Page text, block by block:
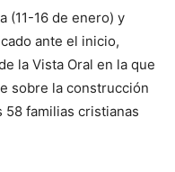
(11-16 de enero) y
ante el inicio,
la Vista Oral en la que
sobre la construcción
58 familias cristianas